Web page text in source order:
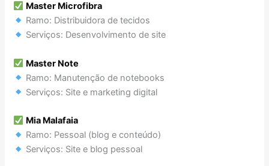
Master Microfibra
Ramo: Distribuidora de tecidos
Serviços: Desenvolvimento de site
Master Note
Ramo: Manutenção de notebooks
Serviços: Site e marketing digital
Mia Malafaia
Ramo: Pessoal (blog e conteúdo)
Serviços: Site e blog pessoal